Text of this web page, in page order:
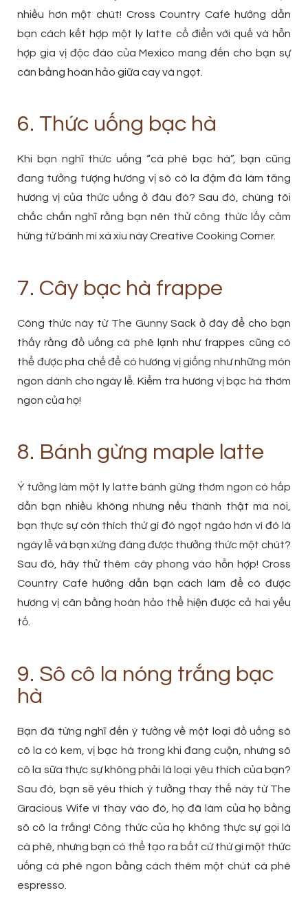
nhiều hơn một chút! Cross Country Café hướng dẫn
bạn cách kết hợp một ly latte cổ điển với quế và hỗn
hợp gia vị độc đáo của Mexico mang đến cho bạn sự
cân bằng hoàn hảo giữa cay và ngọt.
6. Thức uống bạc hà
Khi bạn nghĩ thức uống “cà phê bạc hà”, bạn cũng
đang tưởng tượng hương vị sô cô la đậm đà làm tăng
hương vị của thức uống ở đâu đó? Sau đó, chúng tôi
chắc chắn nghĩ rằng bạn nên thử công thức lấy cảm
hứng từ bánh mì xá xíu này Creative Cooking Corner.
7. Cây bạc hà frappe
Công thức này từ The Gunny Sack ở đây để cho bạn
thấy rằng đồ uống cà phê lạnh như frappes cũng có
thể được pha chế để có hương vị giống như những món
ngon dành cho ngày lễ. Kiểm tra hương vị bạc hà thơm
ngon của họ!
8. Bánh gừng maple latte
Ý tưởng làm một ly latte bánh gừng thơm ngon có hấp
dẫn bạn nhiều không nhưng nếu thành thật mà nói,
bạn thực sự còn thích thứ gì đó ngọt ngào hơn vì đó là
ngày lễ và bạn xứng đáng được thưởng thức một chút?
Sau đó, hãy thử thêm cây phong vào hỗn hợp! Cross
Country Café hướng dẫn bạn cách làm để có được
hương vị cân bằng hoàn hảo thể hiện được cả hai yếu
tố.
9. Sô cô la nóng trắng bạc
hà
Bạn đã từng nghĩ đến ý tưởng về một loại đồ uống sô
cô la có kem, vị bạc hà trong khi đang cuộn, nhưng sô
cô la sữa thực sự không phải là loại yêu thích của bạn?
Sau đó, bạn sẽ yêu thích ý tưởng thay thế này từ The
Gracious Wife vì thay vào đó, họ đã làm của họ bằng
sô cô la trắng! Công thức của họ không thực sự gọi là
cà phê, nhưng bạn có thể tạo ra bất cứ thứ gì một thức
uống cà phê ngon bằng cách thêm một chút cà phê
espresso.